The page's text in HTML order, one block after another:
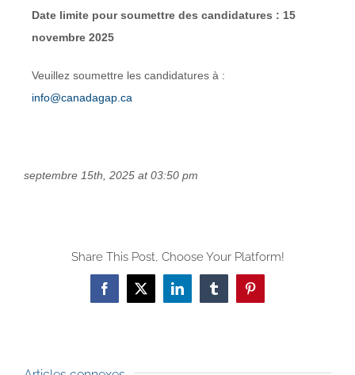
Date limite pour soumettre des candidatures : 15
novembre 2025
Veuillez soumettre les candidatures à :
info@canadagap.ca
septembre 15th, 2025 at 03:50 pm
Share This Post, Choose Your Platform!
Facebook
X LinkedInTumblrPinterest